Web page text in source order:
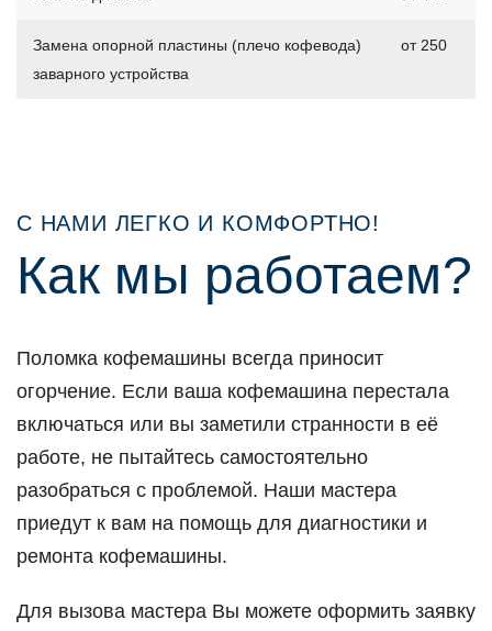
Замена опорной пластины (плечо кофевода)
заварного устройства
от 250
С НАМИ ЛЕГКО И КОМФОРТНО!
Как мы работаем?
Поломка кофемашины всегда приносит
огорчение. Если ваша кофемашина перестала
включаться или вы заметили странности в её
работе, не пытайтесь самостоятельно
разобраться с проблемой. Наши мастера
приедут к вам на помощь для диагностики и
ремонта кофемашины.
Для вызова мастера Вы можете оформить заявку